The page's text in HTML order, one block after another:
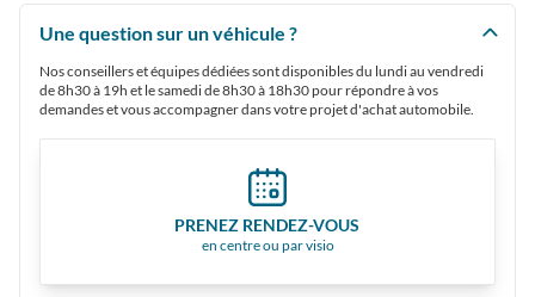
Une question sur un véhicule ?
Nos conseillers et équipes dédiées sont disponibles du lundi au vendredi
de 8h30 à 19h et le samedi de 8h30 à 18h30 pour répondre à vos
demandes et vous accompagner dans votre projet d'achat automobile.
PRENEZ RENDEZ-VOUS
en centre ou par visio